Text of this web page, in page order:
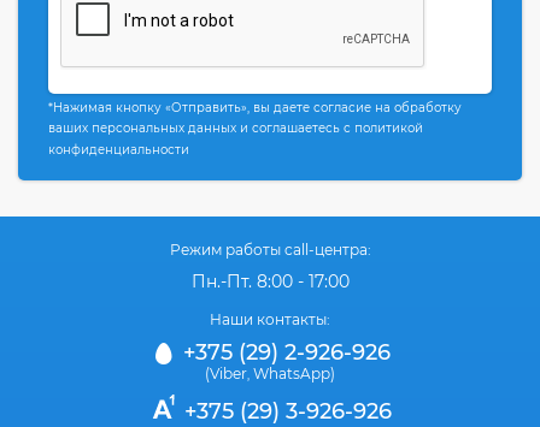
*Нажимая кнопку «Отправить», вы даете согласие на обработку
ваших персональных данных и соглашаетесь с политикой
конфиденциальности
Режим работы call-центра:
Пн.-Пт. 8:00 - 17:00
Наши контакты:
+375 (29) 2-926-926
(Viber WhatsApp)
+375 (29) 3-926-926